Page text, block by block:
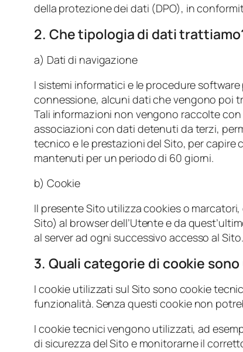
della protezione dei dati (DPO), in
2. Che tipologia di dati
a) Dati di navigazione
I sistemi informatici e le procedure
connessione, alcuni dati che vengono poi
Tali informazioni non vengono raccolte
associazioni con dati detenuti da terzi,
tecnico e le prestazioni del Sito, per capire
mantenuti per un periodo di 60 giorni.
b) Cookie
Il presente Sito utilizza cookies o
Sito) al browser dell’Utente e da
al server ad ogni successivo accesso al Sito.
3. Quali categorie di cookie
I cookie utilizzati sul Sito sono cookie
funzionalità. Senza questi cookie non
I cookie tecnici vengono utilizzati, ad
di sicurezza del Sito e monitorarne il